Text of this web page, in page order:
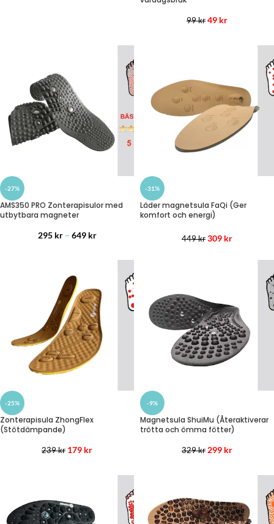
99kr 49 kr
-27%
AMS350 PRO Zonterapisulor med
utbytbara magneter
295 kr – 649 kr
-31%
Läder magnetsula FaQi (Ger
komfort och energi)
449kr 309 kr
-25%
Zonterapisula ZhongFlex
(Stötdämpande)
239kr 179 kr
-9%
Magnetsula ShuiMu (Återaktiverar
trötta och ömma fötter)
329kr 299 kr